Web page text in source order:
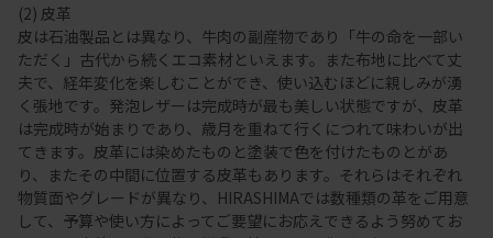
(2) 皮革
皮は石油製品とは異なり、牛肉の副産物であり「牛の命を一部い
ただく」古代から続くエコ素材といえます。また布地に比べて丈
夫で、経年変化を楽しむことができ、使い込むほどに親しみが湧
く張地です。発泡レザーは完成時が最も美しい状態ですが、皮革
は完成時が始まりであり、歳月を重ねて行くにつれて味わいが出
てきます。皮革には染めたものと塗装で色を付けたものとがあ
り、またその中間に位置する皮革もあります。それらはそれぞれ
物質面やグレードが異なり、HIRASHIMAでは数種類の革をご用意
して、予算や使い方によってご要望にお応えできるよう努めてお